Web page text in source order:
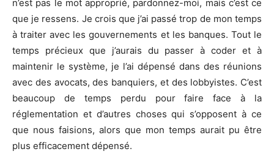
n’est pas le mot approprié, pardonnez-moi, mais c’est ce
que je ressens. Je crois que j’ai passé trop de mon temps
à traiter avec les gouvernements et les banques. Tout le
temps précieux que j’aurais du passer à coder et à
maintenir le système, je l’ai dépensé dans des réunions
avec des avocats, des banquiers, et des lobbyistes. C’est
beaucoup de temps perdu pour faire face à la
réglementation et d’autres choses qui s’opposent à ce
que nous faisions, alors que mon temps aurait pu être
plus efficacement dépensé.